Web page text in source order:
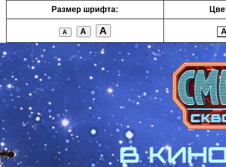
Размер шрифта:
А А А